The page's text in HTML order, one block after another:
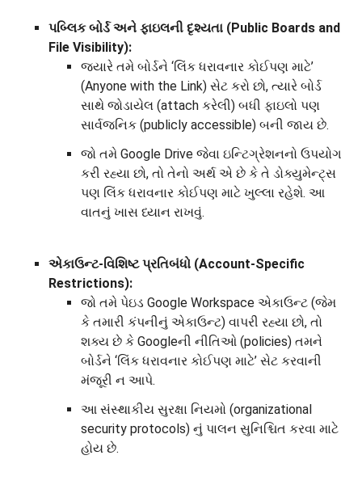
પબ્લિક બોર્ડ અને ફાઇલની દૃશ્યતા (Public Boards and
File Visibility):
જ્યારે તમે બોર્ડને ‘લિંક ધરાવનાર કોઈપણ માટે’
(Anyone with the Link) સેટ કરો છો, ત્યારે બોર્ડ
સાથે જોડાયેલ (attach કરેલી) બધી ફાઇલો પણ
સાર્વજનિક (publicly accessible) બની જાય છે.
જો તમે Google Drive જેવા ઇન્ટિગ્રેશનનો ઉપયોગ
કરી રહ્યા છો, તો તેનો અર્થ એ છે કે તે ડોક્યુમેન્ટ્સ
પણ લિંક ધરાવનાર કોઈપણ માટે ખુલ્લા રહેશે. આ
વાતનું ખાસ ધ્યાન રાખવું.
એકાઉન્ટ-વિશિષ્ટ પ્રતિબંધો (Account-Specific
Restrictions):
જો તમે પેઇડ Google Workspace એકાઉન્ટ (જેમ
કે તમારી કંપનીનું એકાઉન્ટ) વાપરી રહ્યા છો, તો
શક્ય છે કે Googleની નીતિઓ (policies) તમને
બોર્ડને ‘લિંક ધરાવનાર કોઈપણ માટે’ સેટ કરવાની
મંજૂરી ન આપે.
આ સંસ્થાકીય સુરક્ષા નિયમો (organizational
security protocols) નું પાલન સુનિશ્ચિત કરવા માટે
હોય છે.